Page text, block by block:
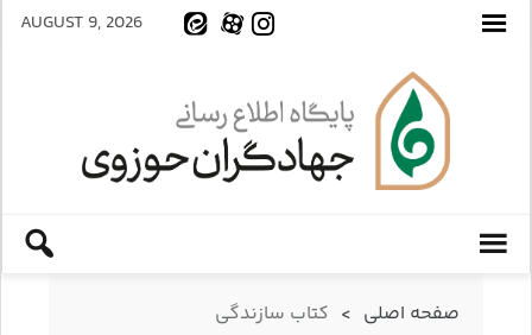
AUGUST 9, 2026
صفحه اصلی > کتاب سازندگی